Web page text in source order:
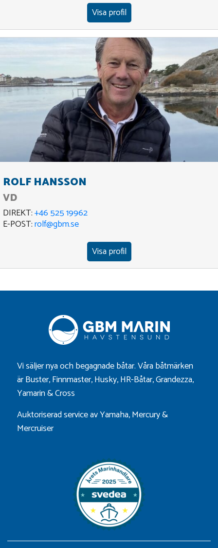
Visa profil
ROLF HANSSON
VD
DIREKT:+46 525 19962
E-POST:rolf@gbm.se
Visa profil
Vi säljer nya och begagnade båtar. Våra båtmärken
ärBuster,Finnmaster,Husky,HR-Båtar,Grandezza,
Yamarin&Cross
Auktoriserad service av Yamaha, Mercury &
Mercruiser